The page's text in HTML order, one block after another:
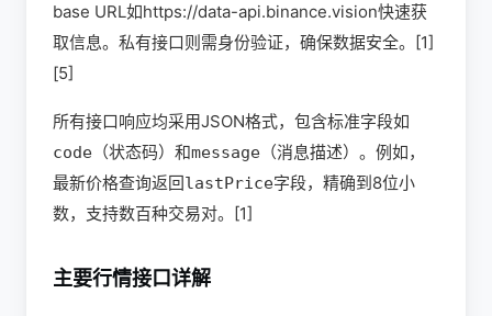
base URL如https://data-api.binance.vision快速获
取信息。私有接口则需身份验证，确保数据安全。[1]
[5]
所有接口响应均采用JSON格式，包含标准字段如
code （状态码）和message （消息描述）。例如，
最新价格查询返回lastPrice字段，精确到8位小
数，支持数百种交易对。[1]
主要行情接口详解